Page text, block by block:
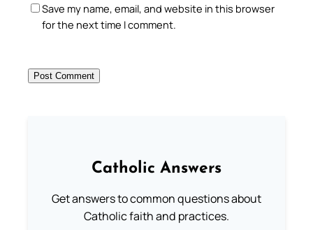
Save my name, email, and website in this browser
for the next time I comment.
Catholic Answers
Get answers to common questions about
Catholic faith and practices.